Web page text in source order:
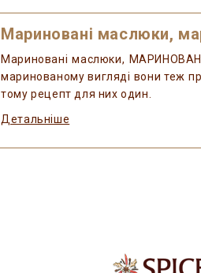
Мариновані маслюки,
Мариновані маслюки, МАРИНОВАНІ
маринованому вигляді вони теж
тому рецепт для них один.
Детальніше